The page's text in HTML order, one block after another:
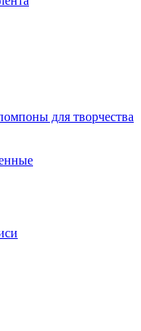
для творчества